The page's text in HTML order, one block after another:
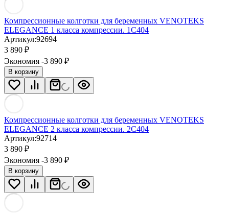
Компрессионные колготки для беременных VENOTEKS
ELEGANCE 1 класса компрессии. 1С404
Артикул:92694
3 890 ₽
Экономия -3 890 ₽
В корзину
Компрессионные колготки для беременных VENOTEKS
ELEGANCE 2 класса компрессии. 2С404
Артикул:92714
3 890 ₽
Экономия -3 890 ₽
В корзину